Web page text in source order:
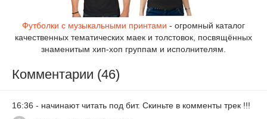
Футболки с музыкальными принтами - огромный каталог
качественных тематических маек и толстовок, посвящённых
знаменитым хип-хоп группам и исполнителям.
Комментарии (46)
16:36 - начинают читать под бит. Скиньте в комменты трек !!!